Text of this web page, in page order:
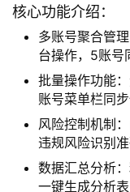
核心功能介绍：
多账号聚合管
台操作，5账号
批量操作功能
账号菜单栏同
风险控制机制
违规风险识别
数据汇总分析
一键生成分析表